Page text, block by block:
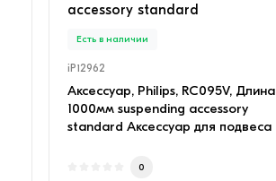
accessory standard
Есть в наличии
iP12962
Аксессуар, Philips, RC095V, Длина
1000мм suspending accessory
standard Аксессуар для подвеса
0